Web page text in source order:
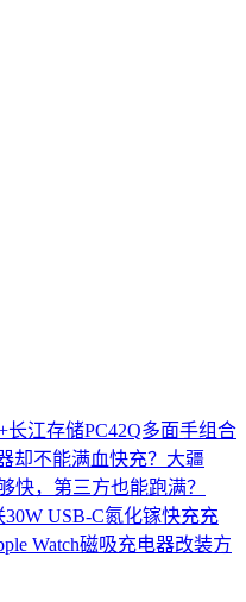
江存储PC42Q多面手组合
却不能满血快充？大疆
快，第三方也能跑满？
USB-C氮化镓快充充
Watch磁吸充电器改装方